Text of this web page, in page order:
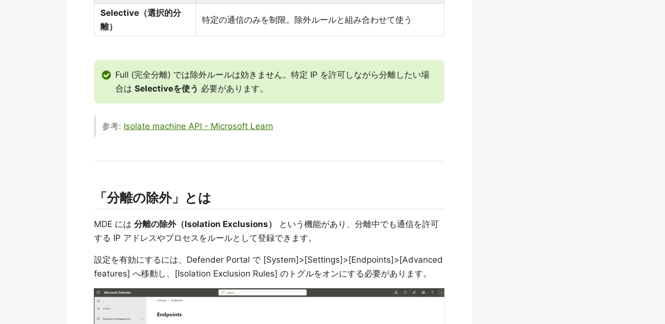
Selective（選択的分
離）
特定の通信のみを制限。除外ルールと組み合わせて使う
Full (完全分離) では除外ルールは効きません。特定 IP を許可しながら分離したい場
合は Selectiveを使う 必要があります。
参考: Isolate machine API - Microsoft Learn
「分離の除外」とは
MDE には 分離の除外（Isolation Exclusions）
という機能があり、分離中でも通信を許可
する IP アドレスやプロセスをルールとして登録できます。
設定を有効にするには、Defender Portal で [System]>[Settings]>[Endpoints]>[Advanced
features] へ移動し、[Isolation Exclusion Rules] のトグルをオンにする必要があります。